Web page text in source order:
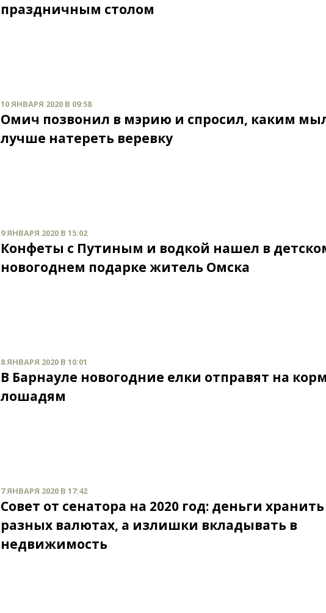
праздничным столом
10 ЯНВАРЯ 2020 В 09:58
Омич позвонил в мэрию и спросил, каким
лучше натереть веревку
9 ЯНВАРЯ 2020 В 15:02
Конфеты с Путиным и водкой нашел в
новогоднем подарке житель Омска
8 ЯНВАРЯ 2020 В 10:01
В Барнауле новогодние елки отправят на
лошадям
7 ЯНВАРЯ 2020 В 17:42
Совет от сенатора на 2020 год: деньги
разных валютах, а излишки вкладывать в
недвижимость